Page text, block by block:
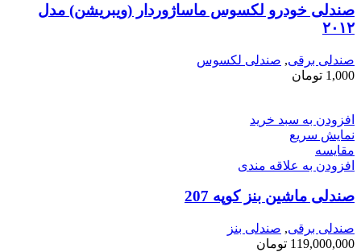
صندلی خودرو لکسوس ماساژوردار (ویبریشن) مدل
۲۰۱۲
صندلی برقی, صندلی لکسوس
1,000 تومان
افزودن به سبد خرید
نمایش سریع
مقايسه
افزودن به علاقه مندی
صندلی ماشین بنز کوپه 207
صندلی برقی, صندلی بنز
119,000,000 تومان